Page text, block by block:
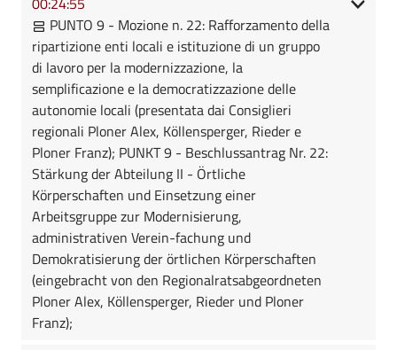
PUNTO 9 - Mozione n. 22: Rafforzamento della
ripartizione enti locali e istituzione di un gruppo
di lavoro per la modernizzazione, la
semplificazione e la democratizzazione delle
autonomie locali (presentata dai Consiglieri
regionali Ploner Alex, Köllensperger, Rieder e
Ploner Franz); PUNKT 9 - Beschlussantrag Nr. 22:
Stärkung der Abteilung II - Örtliche
Körperschaften und Einsetzung einer
Arbeitsgruppe zur Modernisierung,
administrativen Verein-fachung und
Demokratisierung der örtlichen Körperschaften
(eingebracht von den Regionalratsabgeordneten
Ploner Alex, Köllensperger, Rieder und Ploner
Franz);